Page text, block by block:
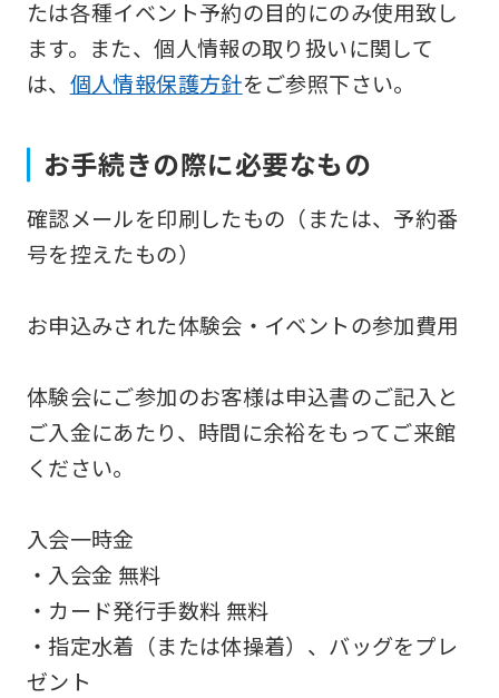
たは各種イベント予約の目的にのみ使用致し
ます。また、個人情報の取り扱いに関して
は、 個人情報保護方針をご参照下さい。
お手続きの際に必要なもの
確認メールを印刷したもの（または、予約番
号を控えたもの）
お申込みされた体験会・イベントの参加費用
体験会にご参加のお客様は申込書のご記入と
ご入金にあたり、時間に余裕をもってご来館
ください。
入会一時金
・入会金 無料
・カード発行手数料 無料
・指定水着（または体操着）、バッグをプレ
ゼント
version
of
this
will
be
so
may
not
The
translation